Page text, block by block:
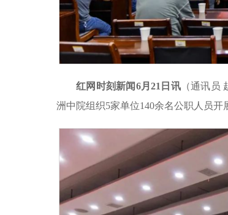
红网时刻新闻6月21日讯（通讯员
洲中院组织5家单位140余名公职人员开